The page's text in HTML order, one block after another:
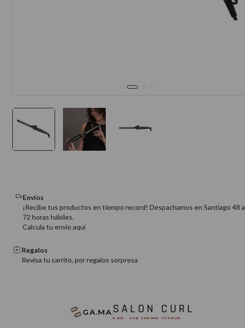
Envíos
¡Recibe tus productos en tiempo record! Despachamos en Santiago 48 a
72 horas hábiles.
Calcula tu envio aquí
Regalos
Revisa tu carrito, por regalos sorpresa
GA.MA SALON CURL
9 MM · SILK CHROME TITANIUM